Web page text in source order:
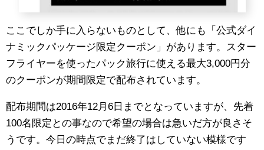
ここでしか手に入らないものとして、他にも「公式ダイ
ナミックパッケージ限定クーポン」があります。スター
フライヤーを使ったパック旅行に使える最大3,000円分
のクーポンが期間限定で配布されています。
配布期間は2016年12月6日までとなっていますが、先着
100名限定との事なので希望の場合は急いだ方が良さそ
うです。今日の時点でまだ終了はしていない模様です